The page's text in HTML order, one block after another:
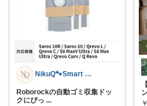
NikuQ🐾Smart Choice
Roborockの自動ゴミ収集ドッ
クにぴっ ...
￥